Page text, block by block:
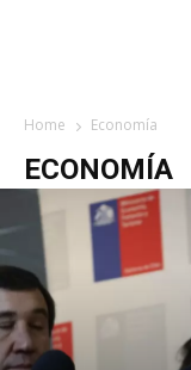
Home Economía
ECONOMÍA